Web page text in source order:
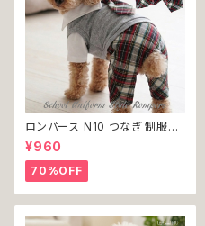
ロンパース N10 つなぎ 制服風
チェック柄 グレー 灰色 コスチュ
ーム コスプレ ドッグウェア dog
犬 猫 ペット 服 犬服 洋服 オシ
ャレ かわいい 小型犬 返品交換
不可
¥960
70%OFF